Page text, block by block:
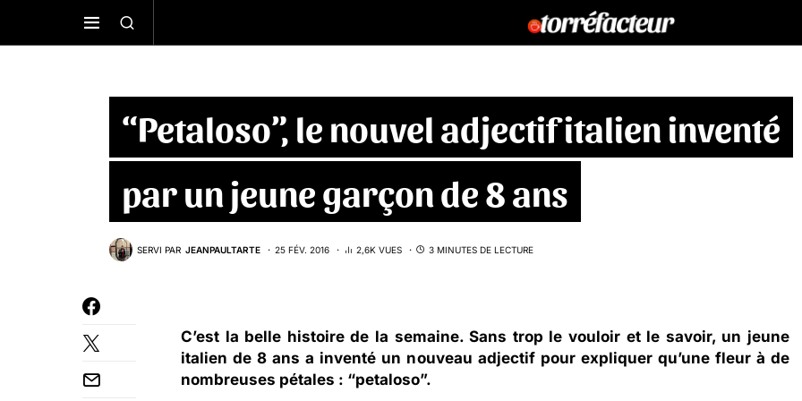
“Petaloso”, le nouvel adjectif italien inventé
par un jeune garçon de 8 ans
SERVI PAR JEANPAULTARTE 25 FÉV. 2016 2,6K VUES 3 MINUTES DE LECTURE
C’est la belle histoire de la semaine. Sans trop le vouloir et le savoir, un jeune
italien de 8 ans a inventé un nouveau adjectif pour expliquer qu’une fleur à de
nombreuses pétales : “petaloso”.